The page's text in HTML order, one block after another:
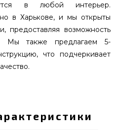
в любой интерьер.
в Харькове, и мы открыты
предоставляя возможность
Мы также предлагаем 5-
что подчеркивает
AHOS, Украина по
81 100 грн. в каталоге